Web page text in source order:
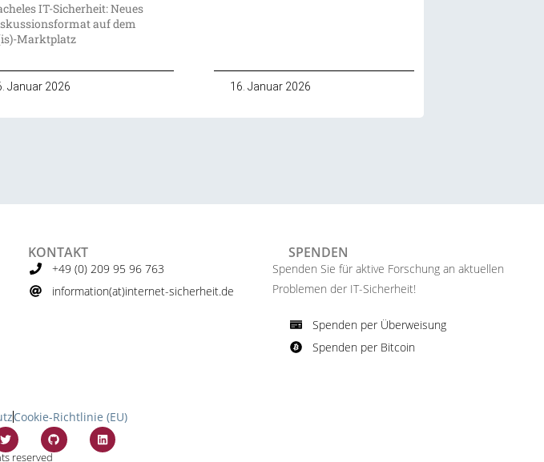
IT-Sicherheit: Neues
auf dem
Marktplatz
Januar 2026 16. Januar 2026
KONTAKT
+49 (0) 209 95 96 763
information(at)internet-sicherheit.de ​
SPENDEN
Spenden Sie für aktive Forschung an aktuellen
Problemen der IT-Sicherheit!​
Spenden per Überweisung​
Spenden per Bitcoin​
Cookie-Richtlinie (EU)
reserved